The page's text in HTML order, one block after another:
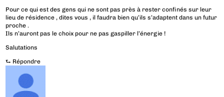
Pour ce qui est des gens qui ne sont pas près à rester confinés sur leur
lieu de résidence , dites vous , il faudra bien qu’ils s’adaptent dans un futur
proche .
Ils n’auront pas le choix pour ne pas gaspiller l’énergie !
Salutations
⮑ Répondre